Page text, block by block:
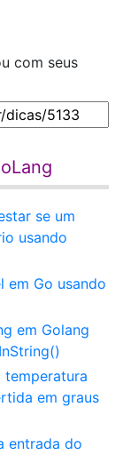
com seus
se um
usando
em Go usando
em Golang
temperatura
em graus
entrada do